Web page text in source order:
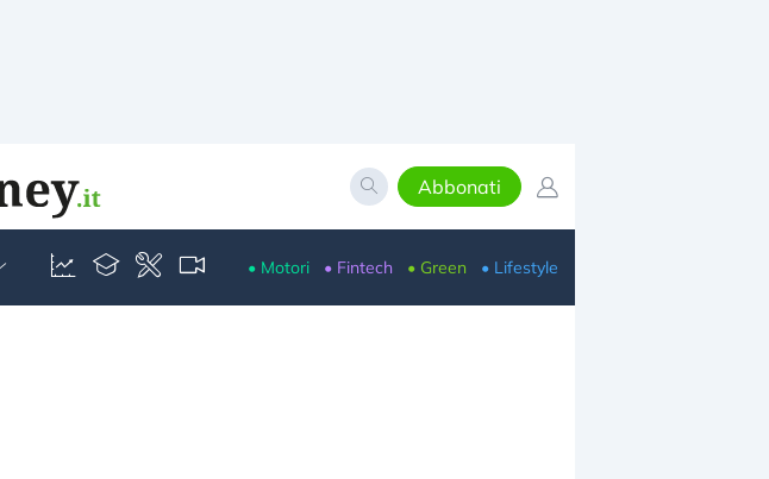
Abbonati
• Motori • Fintech • Green • Lifestyle